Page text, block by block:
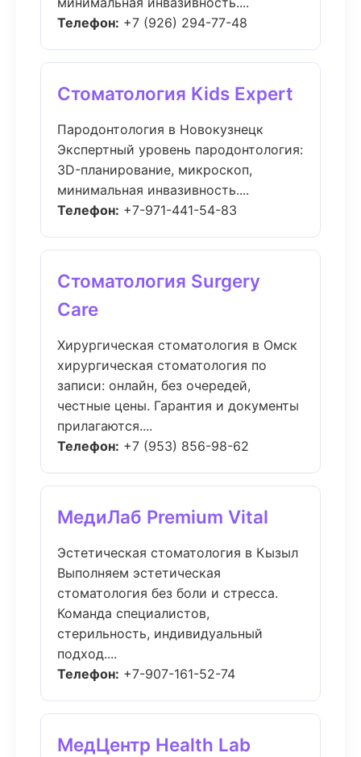
Телефон: +7 (926) 294-77-48
Стоматология Kids Expert
Пародонтология в Новокузнецк
Экспертный уровень пародонтология:
3D-планирование, микроскоп,
минимальная инвазивность....
Телефон: +7-971-441-54-83
Стоматология Surgery
Care
Хирургическая стоматология в Омск
хирургическая стоматология по
записи: онлайн, без очередей,
честные цены. Гарантия и документы
прилагаются....
Телефон: +7 (953) 856-98-62
МедиЛаб Premium Vital
Эстетическая стоматология в Кызыл
Выполняем эстетическая
стоматология без боли и стресса.
Команда специалистов,
стерильность, индивидуальный
подход....
Телефон: +7-907-161-52-74
МедЦентр Health Lab